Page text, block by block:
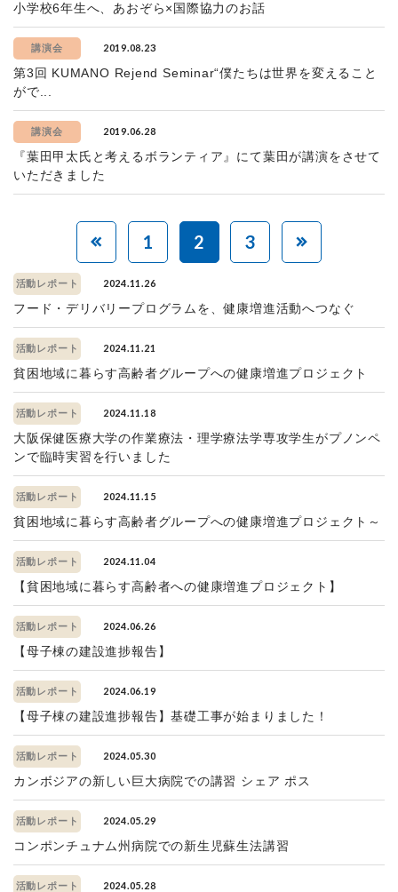
小学校6年生へ、あおぞら×国際協力のお話
講演会 2019.08.23
第3回 KUMANO Rejend Seminar“僕たちは世界を変えること
がで...
講演会 2019.06.28
『葉田甲太氏と考えるボランティア』にて葉田が講演をさせて
いただきました
1 2 3
活動レポート 2024.11.26
フード・デリバリープログラムを、健康増進活動へつなぐ
活動レポート 2024.11.21
貧困地域に暮らす高齢者グループへの健康増進プロジェクト
活動レポート 2024.11.18
大阪保健医療大学の作業療法・理学療法学専攻学生がプノンペ
ンで臨時実習を行いました
活動レポート 2024.11.15
貧困地域に暮らす高齢者グループへの健康増進プロジェクト～
活動レポート 2024.11.04
【貧困地域に暮らす高齢者への健康増進プロジェクト】
活動レポート 2024.06.26
【母子棟の建設進捗報告】
活動レポート 2024.06.19
【母子棟の建設進捗報告】基礎工事が始まりました！
活動レポート 2024.05.30
カンボジアの新しい巨大病院での講習 シェア ポス
活動レポート 2024.05.29
コンポンチュナム州病院での新生児蘇生法講習
活動レポート 2024.05.28